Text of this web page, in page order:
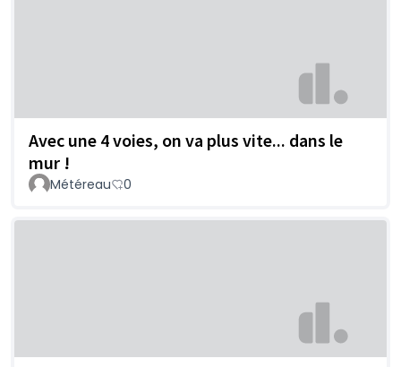
Avec une 4 voies, on va plus vite... dans le
mur !
Météreau 0